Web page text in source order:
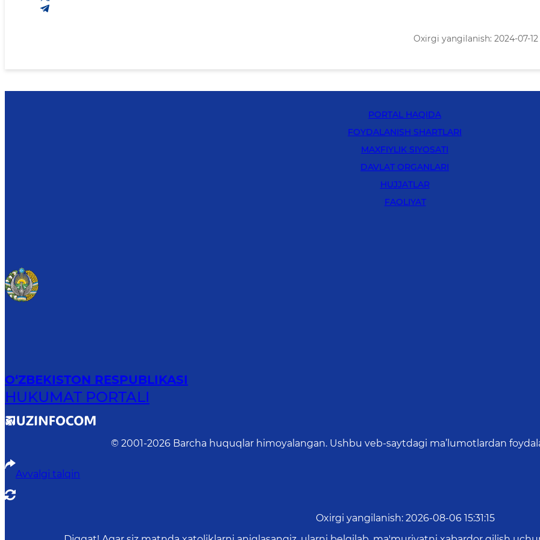
Oxirgi yangilanish: 2024-07-12
PORTAL HAQIDA
FOYDALANISH SHARTLARI
MAXFIYLIK SIYOSATI
DAVLAT ORGANLARI
HUJJATLAR
FAOLIYAT
O‘ZBEKISTON RESPUBLIKASI
HUKUMAT PORTALI
© 2001-2026 Barcha huquqlar himoyalangan. Ushbu veb-saytdagi ma’lumotlardan
Avvalgi talqin
Oxirgi yangilanish: 2026-08-06 15:31:15